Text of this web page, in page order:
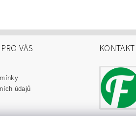
VÁS
údajů
KONTAKT